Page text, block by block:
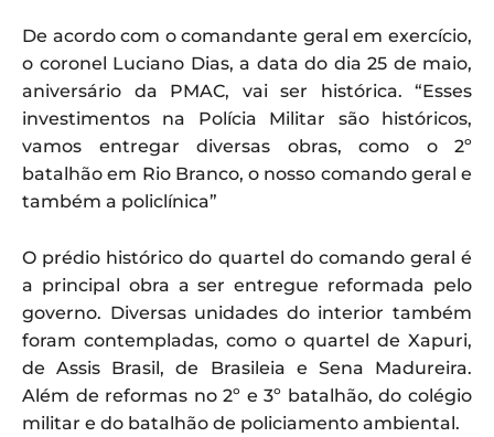
De acordo com o comandante geral em exercício,
o coronel Luciano Dias, a data do dia 25 de maio,
aniversário da PMAC, vai ser histórica. “Esses
investimentos na Polícia Militar são históricos,
vamos entregar diversas obras, como o 2º
batalhão em Rio Branco, o nosso comando geral e
também a policlínica”
O prédio histórico do quartel do comando geral é
a principal obra a ser entregue reformada pelo
governo. Diversas unidades do interior também
foram contempladas, como o quartel de Xapuri,
de Assis Brasil, de Brasileia e Sena Madureira.
Além de reformas no 2º e 3º batalhão, do colégio
militar e do batalhão de policiamento ambiental.